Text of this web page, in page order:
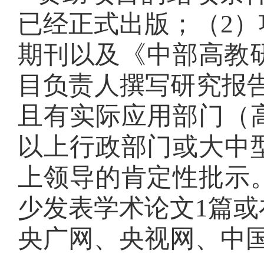
已经正式出版；（2
期刊以及《中部高教
目负责人撰写研究报
且有实际应用部门
以上行政部门或大中
上领导的肯定性批
少发表学术论文1篇
央广网、央视网、中